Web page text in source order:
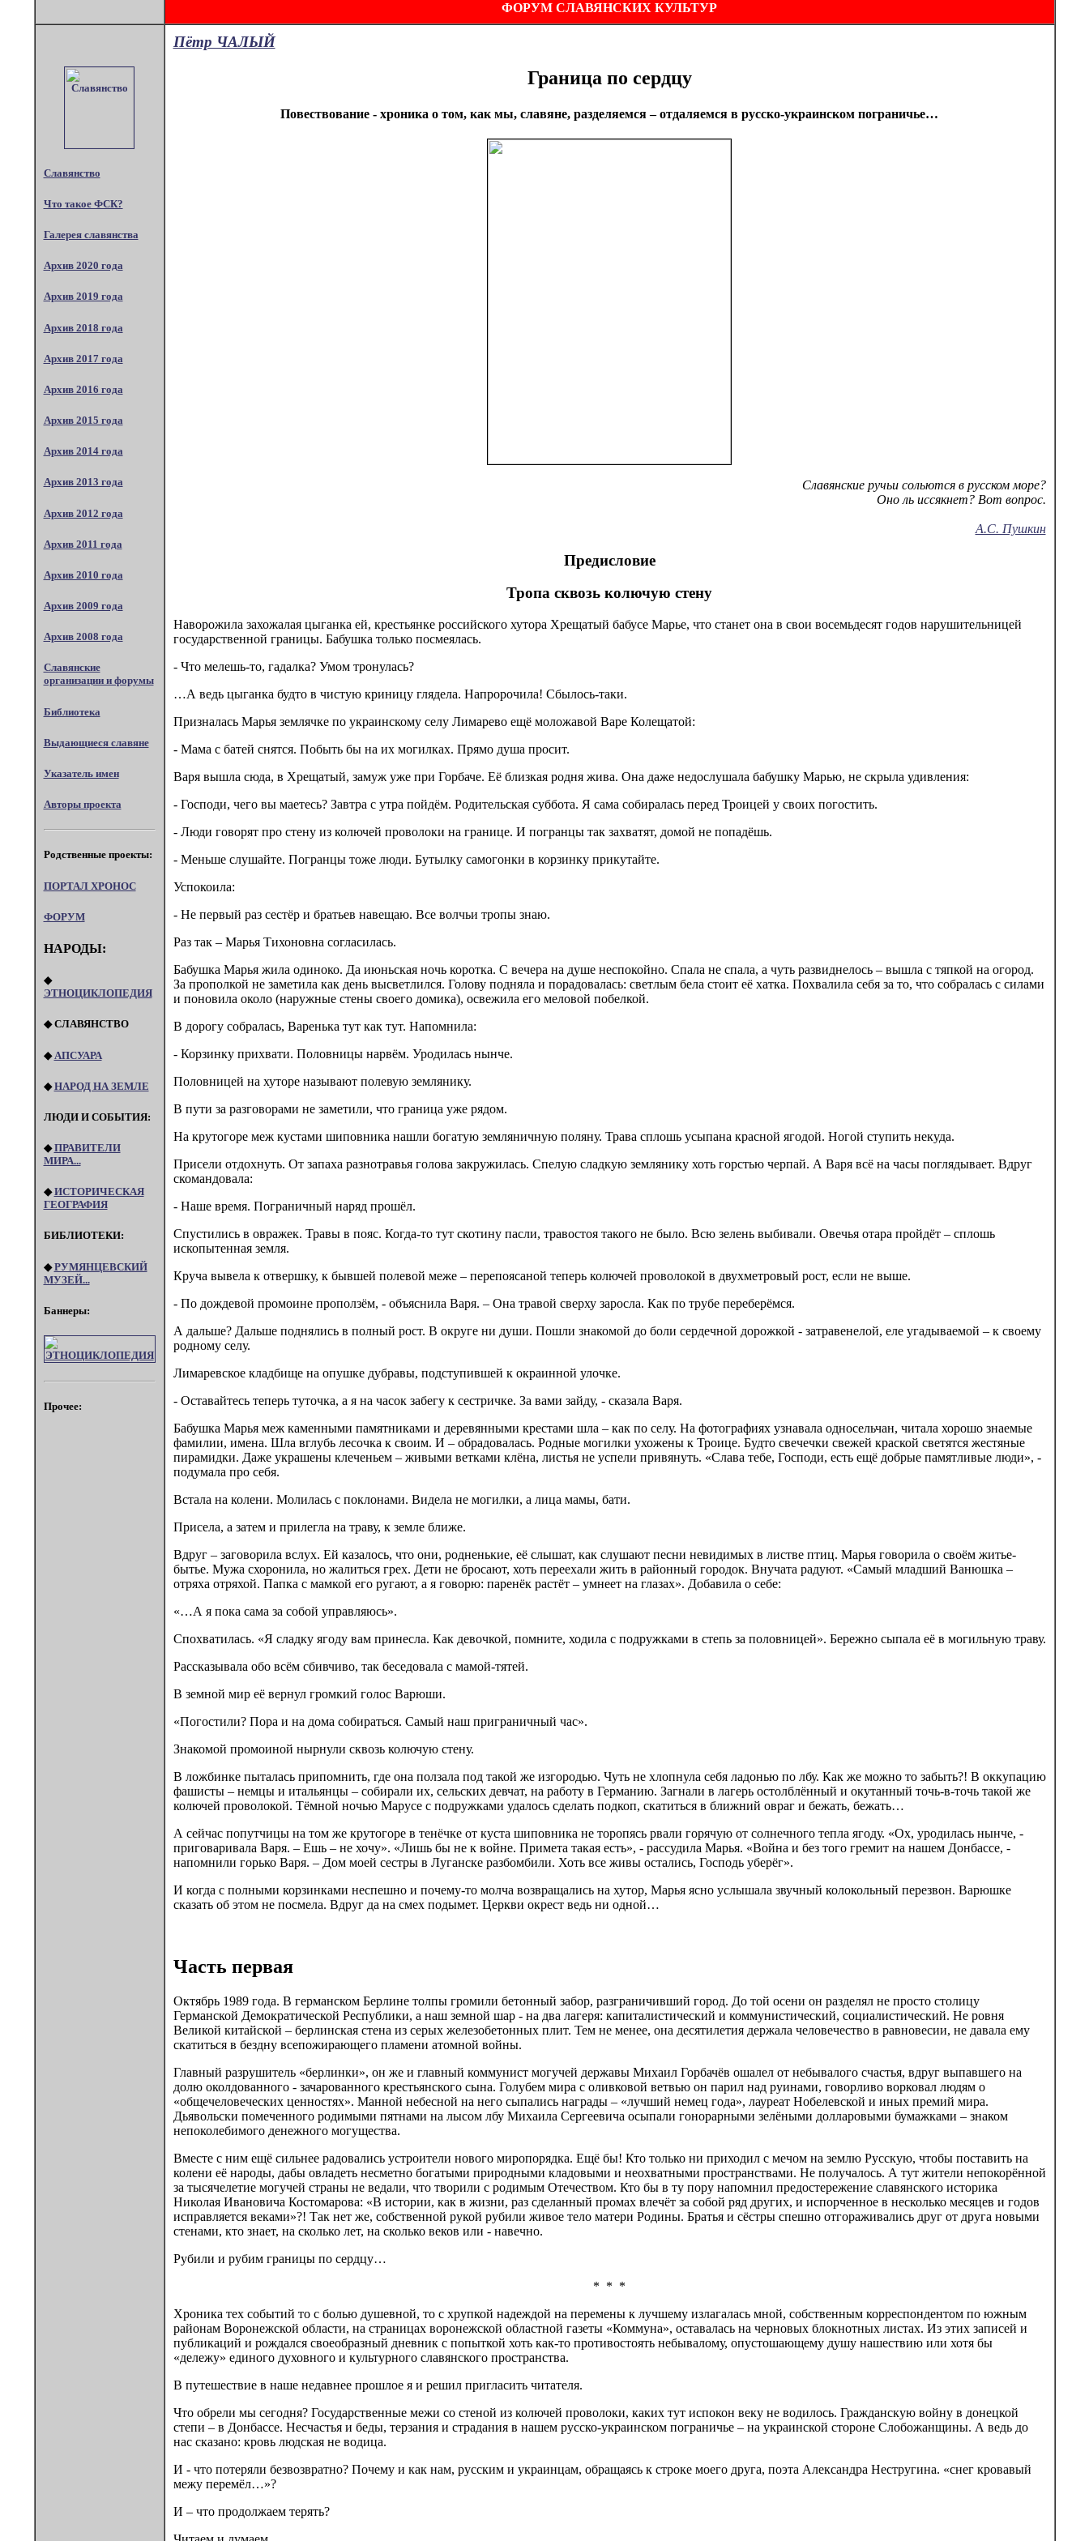
ФОРУМ СЛАВЯНСКИХ КУЛЬТУР
Славянство
Что такое ФСК?
Галерея славянства
Архив 2020 года
Архив 2019 года
Архив 2018 года
Архив 2017 года
Архив 2016 года
Архив 2015 года
Архив 2014 года
Архив 2013 года
Архив 2012 года
Архив 2011 года
Архив 2010 года
Архив 2009 года
Архив 2008 года
Славянские
организации и форумы
Библиотека
Выдающиеся славяне
Указатель имен
Авторы проекта
Родственные проекты:
ПОРТАЛ XPOHOC
ФОРУМ
НАРОДЫ:
◆
ЭТНОЦИКЛОПЕДИЯ
◆ СЛАВЯНСТВО
◆ АПСУАРА
◆НАРОД НА ЗЕМЛЕ
ЛЮДИ И СОБЫТИЯ:
◆ПРАВИТЕЛИ
МИРА...
◆ИСТОРИЧЕСКАЯ
ГЕОГРАФИЯ
БИБЛИОТЕКИ:
◆РУМЯНЦЕВСКИЙ
МУЗЕЙ...
Баннеры:
Прочее:
Пётр ЧАЛЫЙ
Граница по сердцу
Повествование - хроника о том, как мы, славяне, разделяемся – отдаляемся в русско-украинском пограничье…
Славянские ручьи сольются в русском море?
Оно ль иссякнет? Вот вопрос.
А.С. Пушкин
Предисловие
Тропа сквозь колючую стену
Наворожила захожалая цыганка ей, крестьянке российского хутора Хрещатый бабусе Марье, что станет она в свои восемьдесят годов нарушительницей
государственной границы. Бабушка только посмеялась.
- Что мелешь-то, гадалка? Умом тронулась?
…А ведь цыганка будто в чистую криницу глядела. Напророчила! Сбылось-таки.
Призналась Марья землячке по украинскому селу Лимарево ещё моложавой Варе Колещатой:
- Мама с батей снятся. Побыть бы на их могилках. Прямо душа просит.
Варя вышла сюда, в Хрещатый, замуж уже при Горбаче. Её близкая родня жива. Она даже недослушала бабушку Марью, не скрыла удивления:
- Господи, чего вы маетесь? Завтра с утра пойдём. Родительская суббота. Я сама собиралась перед Троицей у своих погостить.
- Люди говорят про стену из колючей проволоки на границе. И погранцы так захватят, домой не попадёшь.
- Меньше слушайте. Погранцы тоже люди. Бутылку самогонки в корзинку прикутайте.
Успокоила:
- Не первый раз сестёр и братьев навещаю. Все волчьи тропы знаю.
Раз так – Марья Тихоновна согласилась.
Бабушка Марья жила одиноко. Да июньская ночь коротка. С вечера на душе неспокойно. Спала не спала, а чуть развиднелось – вышла с тяпкой на огород.
За прополкой не заметила как день высветлился. Голову подняла и порадовалась: светлым бела стоит её хатка. Похвалила себя за то, что собралась с силами
и поновила около (наружные стены своего домика), освежила его меловой побелкой.
В дорогу собралась, Варенька тут как тут. Напомнила:
- Корзинку прихвати. Половницы нарвём. Уродилась нынче.
Половницей на хуторе называют полевую землянику.
В пути за разговорами не заметили, что граница уже рядом.
На крутогоре меж кустами шиповника нашли богатую земляничную поляну. Трава сплошь усыпана красной ягодой. Ногой ступить некуда.
Присели отдохнуть. От запаха разнотравья голова закружилась. Спелую сладкую землянику хоть горстью черпай. А Варя всё на часы поглядывает. Вдруг
скомандовала:
- Наше время. Пограничный наряд прошёл.
Спустились в овражек. Травы в пояс. Когда-то тут скотину пасли, травостоя такого не было. Всю зелень выбивали. Овечья отара пройдёт – сплошь
ископытенная земля.
Круча вывела к отвершку, к бывшей полевой меже – перепоясаной теперь колючей проволокой в двухметровый рост, если не выше.
- По дождевой промоине проползём, - объяснила Варя. – Она травой сверху заросла. Как по трубе переберёмся.
А дальше? Дальше поднялись в полный рост. В округе ни души. Пошли знакомой до боли сердечной дорожкой - затравенелой, еле угадываемой – к своему
родному селу.
Лимаревское кладбище на опушке дубравы, подступившей к окраинной улочке.
- Оставайтесь теперь туточка, а я на часок забегу к сестричке. За вами зайду, - сказала Варя.
Бабушка Марья меж каменными памятниками и деревянными крестами шла – как по селу. На фотографиях узнавала односельчан, читала хорошо знаемые
фамилии, имена. Шла вглубь лесочка к своим. И – обрадовалась. Родные могилки ухожены к Троице. Будто свечечки свежей краской светятся жестяные
пирамидки. Даже украшены клеченьем – живыми ветками клёна, листья не успели привянуть. «Слава тебе, Господи, есть ещё добрые памятливые люди», -
подумала про себя.
Встала на колени. Молилась с поклонами. Видела не могилки, а лица мамы, бати.
Присела, а затем и прилегла на траву, к земле ближе.
Вдруг – заговорила вслух. Ей казалось, что они, родненькие, её слышат, как слушают песни невидимых в листве птиц. Марья говорила о своём житье-
бытье. Мужа схоронила, но жалиться грех. Дети не бросают, хоть переехали жить в районный городок. Внучата радуют. «Самый младший Ванюшка –
отряха отряхой. Папка с мамкой его ругают, а я говорю: паренёк растёт – умнеет на глазах». Добавила о себе:
«…А я пока сама за собой управляюсь».
Спохватилась. «Я сладку ягоду вам принесла. Как девочкой, помните, ходила с подружками в степь за половницей». Бережно сыпала её в могильную траву.
Рассказывала обо всём сбивчиво, так беседовала с мамой-тятей.
В земной мир её вернул громкий голос Варюши.
«Погостили? Пора и на дома собираться. Самый наш приграничный час».
Знакомой промоиной нырнули сквозь колючую стену.
В ложбинке пыталась припомнить, где она ползала под такой же изгородью. Чуть не хлопнула себя ладонью по лбу. Как же можно то забыть?! В оккупацию
фашисты – немцы и итальянцы – собирали их, сельских девчат, на работу в Германию. Загнали в лагерь остолблённый и окутанный точь-в-точь такой же
колючей проволокой. Тёмной ночью Марусе с подружками удалось сделать подкоп, скатиться в ближний овраг и бежать, бежать…
А сейчас попутчицы на том же крутогоре в тенёчке от куста шиповника не торопясь рвали горячую от солнечного тепла ягоду. «Ох, уродилась нынче, -
приговаривала Варя. – Ешь – не хочу». «Лишь бы не к войне. Примета такая есть», - рассудила Марья. «Война и без того гремит на нашем Донбассе, -
напомнили горько Варя. – Дом моей сестры в Луганске разбомбили. Хоть все живы остались, Господь уберёг».
И когда с полными корзинками неспешно и почему-то молча возвращались на хутор, Марья ясно услышала звучный колокольный перезвон. Варюшке
сказать об этом не посмела. Вдруг да на смех подымет. Церкви окрест ведь ни одной…
Часть первая
Октябрь 1989 года. В германском Берлине толпы громили бетонный забор, разграничивший город. До той осени он разделял не просто столицу
Германской Демократической Республики, а наш земной шар - на два лагеря: капиталистический и коммунистический, социалистический. Не ровня
Великой китайской – берлинская стена из серых железобетонных плит. Тем не менее, она десятилетия держала человечество в равновесии, не давала ему
скатиться в бездну всепожирающего пламени атомной войны.
Главный разрушитель «берлинки», он же и главный коммунист могучей державы Михаил Горбачёв ошалел от небывалого счастья, вдруг выпавшего на
долю околдованного - зачарованного крестьянского сына. Голубем мира с оливковой ветвью он парил над руинами, говорливо ворковал людям о
«общечеловеческих ценностях». Манной небесной на него сыпались награды – «лучший немец года», лауреат Нобелевской и иных премий мира.
Дьявольски помеченного родимыми пятнами на лысом лбу Михаила Сергеевича осыпали гонорарными зелёными долларовыми бумажками – знаком
непоколебимого денежного могущества.
Вместе с ним ещё сильнее радовались устроители нового миропорядка. Ещё бы! Кто только ни приходил с мечом на землю Русскую, чтобы поставить на
колени её народы, дабы овладеть несметно богатыми природными кладовыми и неохватными пространствами. Не получалось. А тут жители непокорённой
за тысячелетие могучей страны не ведали, что творили с родимым Отечеством. Кто бы в ту пору напомнил предостережение славянского историка
Николая Ивановича Костомарова: «В истории, как в жизни, раз сделанный промах влечёт за собой ряд других, и испорченное в несколько месяцев и годов
исправляется веками»?! Так нет же, собственной рукой рубили живое тело матери Родины. Братья и сёстры спешно отгораживались друг от друга новыми
стенами, кто знает, на сколько лет, на сколько веков или - навечно.
Рубили и рубим границы по сердцу…
* * *
Хроника тех событий то с болью душевной, то с хрупкой надеждой на перемены к лучшему излагалась мной, собственным корреспондентом по южным
районам Воронежской области, на страницах воронежской областной газеты «Коммуна», оставалась на черновых блокнотных листах. Из этих записей и
публикаций и рождался своеобразный дневник с попыткой хоть как-то противостоять небывалому, опустошающему душу нашествию или хотя бы
«дележу» единого духовного и культурного славянского пространства.
В путешествие в наше недавнее прошлое я и решил пригласить читателя.
Что обрели мы сегодня? Государственные межи со стеной из колючей проволоки, каких тут испокон веку не водилось. Гражданскую войну в донецкой
степи – в Донбассе. Несчастья и беды, терзания и страдания в нашем русско-украинском пограничье – на украинской стороне Слобожанщины. А ведь до
нас сказано: кровь людская не водица.
И - что потеряли безвозвратно? Почему и как нам, русским и украинцам, обращаясь к строке моего друга, поэта Александра Нестругина. «снег кровавый
межу перемёл…»?
И – что продолжаем терять?